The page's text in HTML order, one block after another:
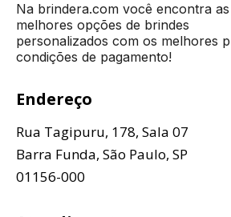
Na brindera.com você encontra as
melhores opções de brindes
personalizados com os melhores
condições de pagamento!
Endereço
Rua Tagipuru, 178, Sala 07
Barra Funda, São Paulo, SP
01156-000